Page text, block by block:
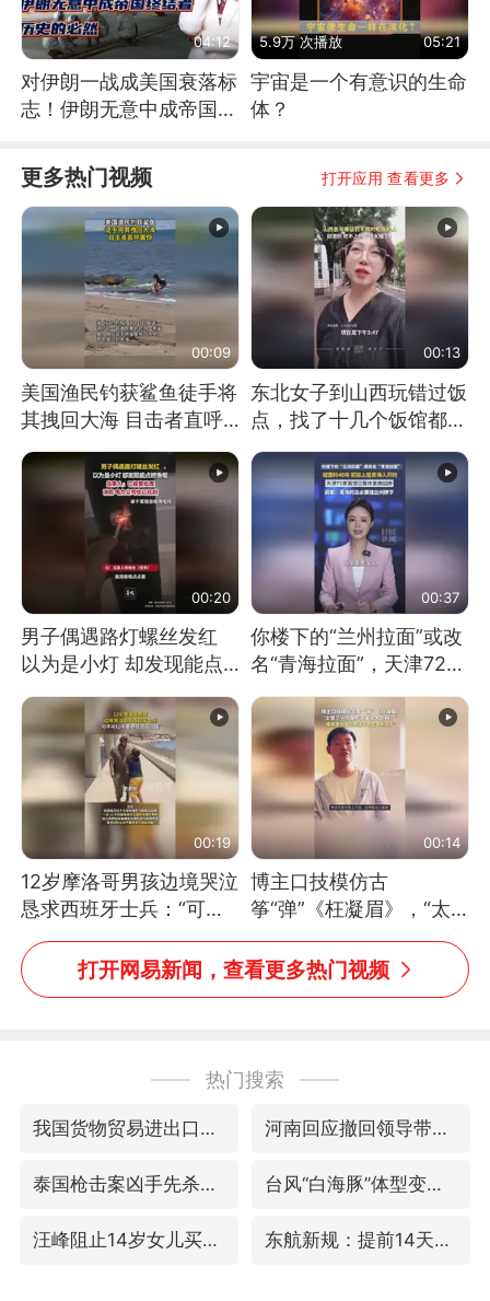
04:12
对伊朗一战成美国衰落标
志！伊朗无意中成帝国终
5.9万 次播放 05:21
宇宙是一个有意识的生命
体？
更多热门视频 打开应用 查看更多
00:09
美国渔民钓获鲨鱼徒手将
其拽回大海 目击者直呼
震惊 （视频来源：参考
消息）
00:13
东北女子到山西玩错过饭
点，找了十几个饭馆都没
开门：午休到几点
00:20
男子偶遇路灯螺丝发红
以为是小灯 却发现能点
燃香烟 当事人：已报警
处理
00:37
你楼下的“兰州拉面”或改
名“青海拉面”，天津72家
面馆已集体更换招牌
00:19
12岁摩洛哥男孩边境哭泣
恳求西班牙士兵：“可不
可以不要把我遣返回国”
00:14
博主口技模仿古
筝“弹”《枉凝眉》，“太
像了～你是吃古筝长大的
吗？”“或将成为首位考级
不带古筝的选手。”（来
打开网易新闻，查看更多热门视频
热门搜索
我国货物贸易进出口超30万亿元 河南回应撤回领导带薪错峰休假通知
泰国枪击案凶手先杀祖父母后行凶 台风“白海豚”体型变大！环流面积接近13个浙江那么大
汪峰阻止14岁女儿买大牌 东航新规：提前14天可免费退改签